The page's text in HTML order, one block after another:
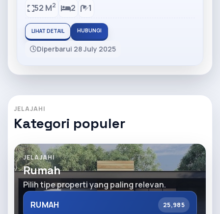
52 M2 2 1
LIHAT DETAIL HUBUNGI
Diperbarui 28 July 2025
JELAJAHI
Kategori populer
JELAJAHI
Rumah
Pilih tipe properti yang paling relevan.
RUMAH
25,985